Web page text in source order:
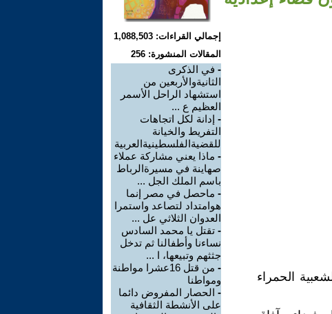
الحمراء
إجمالي القراءات: 1,088,503
المقالات المنشورة: 256
- في الذكرى
الثانيةوالأربعين من
استشهاد الراحل الأسمر
العظيم ع ...
- إدانة لكل اتجاهات
التفريط والخيانة
للقضيةالفلسطينيةالعربية
- ماذا يعني مشاركة عملاء
صهاينة في مسيرةالرباط
باسم الملك الجل ...
- ماحصل في مصر إنما
هوامتداد لتصاعد واستمرا
العدوان الثلاثي عل ...
- تقتل يا محمد السادس
نساءنا وأطفالنا ثم تدخل
جثثهم وتبيعها، ا ...
-
من قتل 16عشرا مواطنة
ومواطنا
- الحصار المفروض دائما
على الأنشطة الثقافية